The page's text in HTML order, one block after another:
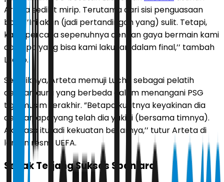
Arteta sedikit mirip. Terutama dari sisi penguasaan
bola. ’’Ini akan (jadi pertandingan yang) sulit. Tetapi,
kami percaya sepenuhnya dengan gaya bermain kami
dan apa yang bisa kami lakukan dalam final,’’ tambah
Lucho.
Sebaliknya, Arteta memuji Lucho sebagai pelatih
dengan aura yang berbeda dalam menangani PSG
tiga musim terakhir. ”Betapa kuatnya keyakinan dia
dengan apa yang telah dia yakini (bersama timnya).
Aku rasa itu jadi kekuatan besarnya,’’ tutur Arteta di
laman resmi UEFA.
Sepak Terjang Sukses Spaniard